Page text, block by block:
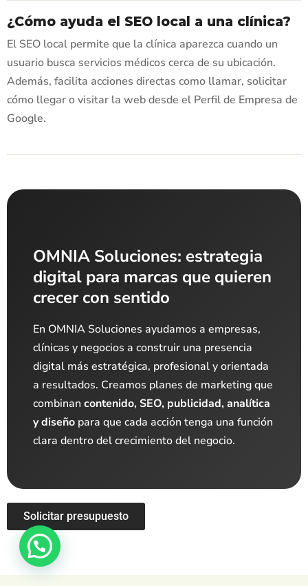
¿Cómo ayuda el SEO local a una clínica?
El SEO local permite que la clínica aparezca cuando un
usuario busca servicios médicos cerca de su ubicación.
Además, facilita acciones directas como llamar, solicitar
cómo llegar o visitar la web desde el Perfil de Empresa de
Google.
OMNIA Soluciones: estrategia
digital para marcas que quieren
crecer con sentido
En OMNIA Soluciones ayudamos a empresas,
clínicas y negocios a construir una presencia
digital más estratégica, profesional y orientada
a resultados. Creamos planes de marketing que
combinan contenido, SEO, publicidad, analítica
y diseño para que cada acción tenga una función
clara dentro del crecimiento del negocio.
Solicitar presupuesto